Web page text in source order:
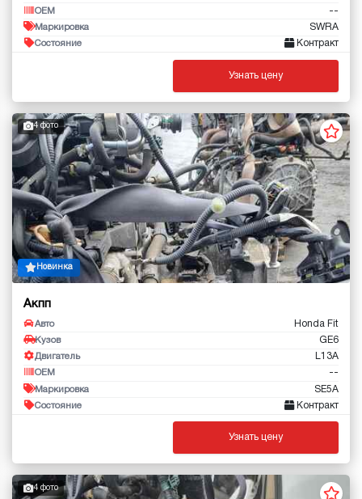
OEM --
Маркировка SWRA
Состояние Контракт
Узнать цену
4 фото
Новинка
Акпп
Авто Honda Fit
Кузов GE6
Двигатель L13A
OEM --
Маркировка SE5A
Состояние Контракт
Узнать цену
4 фото